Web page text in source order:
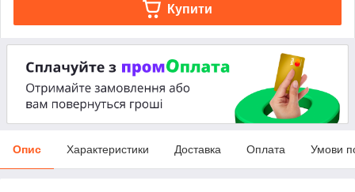
Купити
Опис Характеристики Доставка Оплата Умови